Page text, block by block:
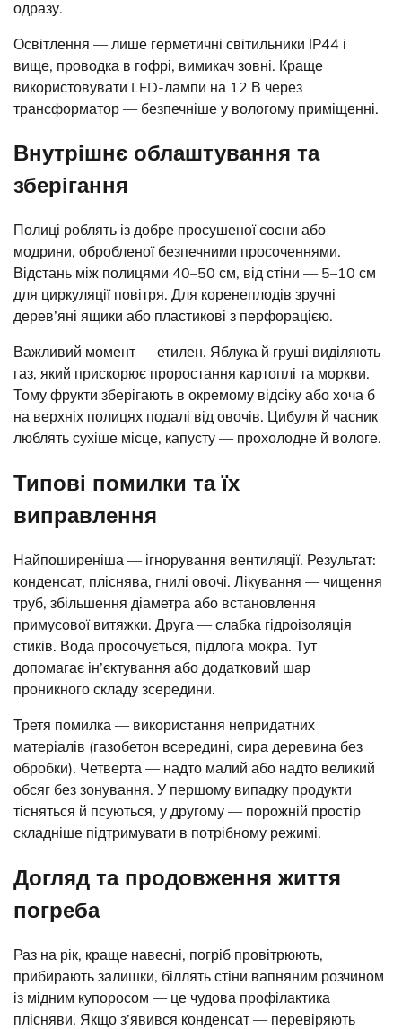
одразу.
Освітлення — лише герметичні світильники IP44 і
вище, проводка в гофрі, вимикач зовні. Краще
використовувати LED-лампи на 12 В через
трансформатор — безпечніше у вологому приміщенні.
Внутрішнє облаштування та
зберігання
Полиці роблять із добре просушеної сосни або
модрини, обробленої безпечними просоченнями.
Відстань між полицями 40–50 см, від стіни — 5–10 см
для циркуляції повітря. Для коренеплодів зручні
дерев’яні ящики або пластикові з перфорацією.
Важливий момент — етилен. Яблука й груші виділяють
газ, який прискорює проростання картоплі та моркви.
Тому фрукти зберігають в окремому відсіку або хоча б
на верхніх полицях подалі від овочів. Цибуля й часник
люблять сухіше місце, капусту — прохолодне й вологе.
Типові помилки та їх
виправлення
Найпоширеніша — ігнорування вентиляції. Результат:
конденсат, пліснява, гнилі овочі. Лікування — чищення
труб, збільшення діаметра або встановлення
примусової витяжки. Друга — слабка гідроізоляція
стиків. Вода просочується, підлога мокра. Тут
допомагає ін’єктування або додатковий шар
проникного складу зсередини.
Третя помилка — використання непридатних
матеріалів (газобетон всередині, сира деревина без
обробки). Четверта — надто малий або надто великий
обсяг без зонування. У першому випадку продукти
тісняться й псуються, у другому — порожній простір
складніше підтримувати в потрібному режимі.
Догляд та продовження життя
погреба
Раз на рік, краще навесні, погріб провітрюють,
прибирають залишки, біллять стіни вапняним розчином
із мідним купоросом — це чудова профілактика
плісняви. Якщо з’явився конденсат — перевіряють